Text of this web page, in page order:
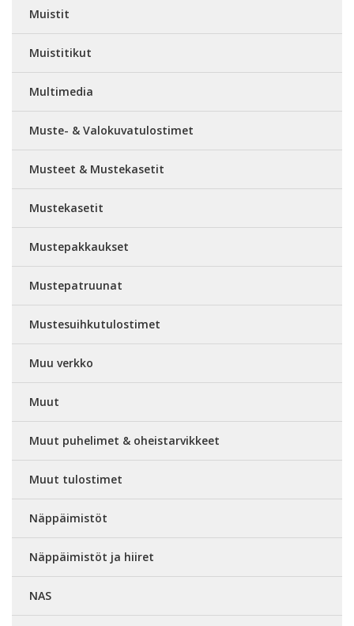
Muistit
Muistitikut
Multimedia
Muste- & Valokuvatulostimet
Musteet & Mustekasetit
Mustekasetit
Mustepakkaukset
Mustepatruunat
Mustesuihkutulostimet
Muu verkko
Muut
Muut puhelimet & oheistarvikkeet
Muut tulostimet
Näppäimistöt
Näppäimistöt ja hiiret
NAS